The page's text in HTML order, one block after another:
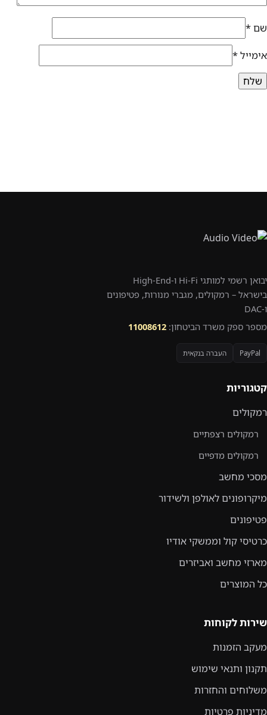
שם *
אימייל*
יבואן רשמי למותגי Hi-Fi ו-High-End
בישראל – רמקולים, מגברי מנורות, פטיפונים
ו-DAC
מספר ספק משרד הביטחון: 11008612
PayPal העברה בנקאית
קטגוריות
רמקולים
רמקולים רצפתיים
רמקולים מדפיים
מסכי מחשב
מיקרופונים לאולפן ולשידור
פטיפונים
כרטיסי קול וממשקי אודיו
מארזי מחשב ואביזרים
כל המוצרים
שירות לקוחות
מעקב הזמנות
תקנון ותנאי שימוש
משלוחים והחזרות
מדיניות פרטיות